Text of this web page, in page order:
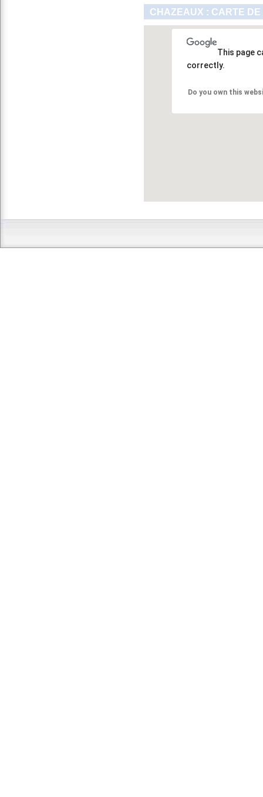
CHAZEAUX : CARTE
This page
correctly.
Do you own this